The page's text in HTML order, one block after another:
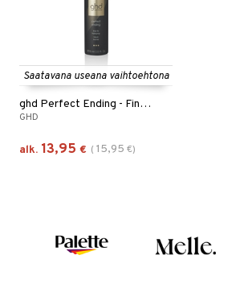
Saatavana useana vaihtoehtona
ghd Perfect Ending - Final Fix Hairspray
GHD
alk. 13,95 € ( 15,95 €)